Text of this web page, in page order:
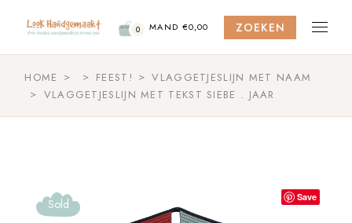
content
0 MAND €0,00 ZOEKEN
HOME FEEST!
VLAGGETJESLIJN MET NAAM
VLAGGETJESLIJN MET TEKST SIEBE . JAAR
Sold Save